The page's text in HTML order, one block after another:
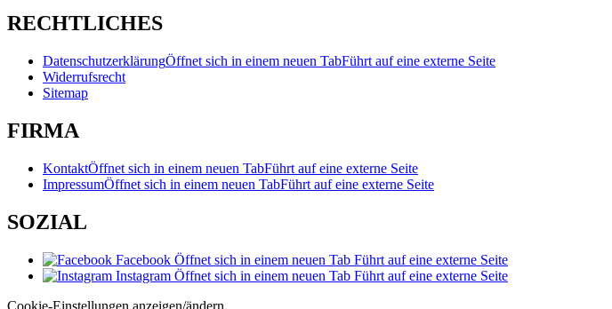
RECHTLICHES
DatenschutzerklärungÖffnet sich in einem neuen TabFührt auf eine externe Seite
Widerrufsrecht
Sitemap
FIRMA
KontaktÖffnet sich in einem neuen TabFührt auf eine externe Seite
ImpressumÖffnet sich in einem neuen TabFührt auf eine externe Seite
SOZIAL
Facebook Öffnet sich in einem neuen Tab Führt auf eine externe Seite
Instagram Öffnet sich in einem neuen Tab Führt auf eine externe Seite
Cookie-Einstellungen anzeigen/ändern